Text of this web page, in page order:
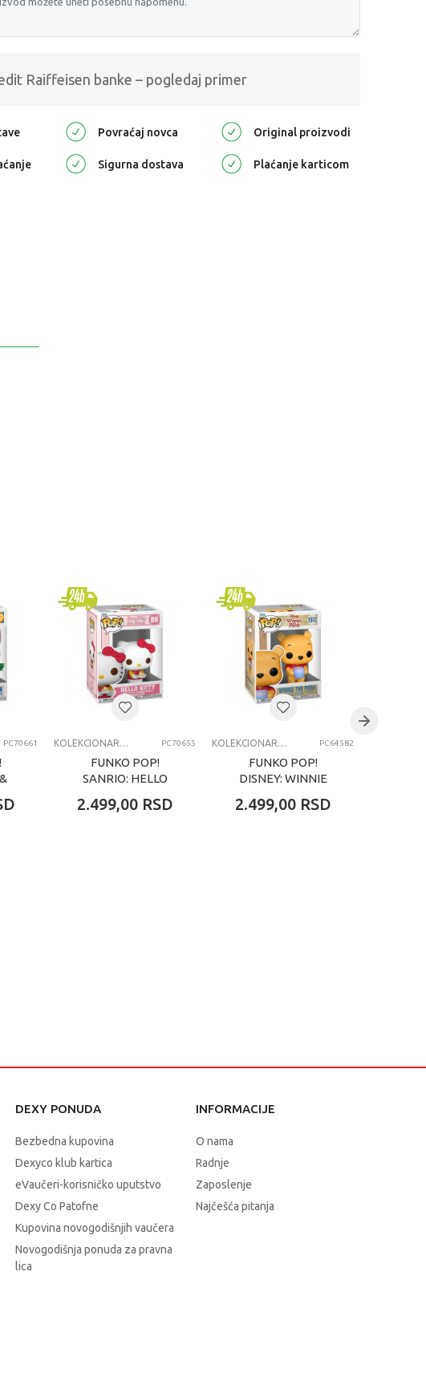
Raiffeisen banke – pogledaj primer
Povraćaj novca Original proizvodi
Sigurna dostava Plaćanje karticom
PC70661 KOLEKCIONARSKE FIGURE I SETOVI PC70655
FUNKO POP!
SANRIO: HELLO
2.499,00 RSD
KOLEKCIONARSKE FIGURE I SETOVI PC64582
FUNKO POP!
DISNEY: WINNIE
2.499,00 RSD
DEXY PONUDA
Bezbedna kupovina
Dexyco klub kartica
eVaučeri-korisničko uputstvo
Dexy Co Patofne
Kupovina novogodišnjih vaučera
Novogodišnja ponuda za pravna
lica
INFORMACIJE
O nama
Radnje
Zaposlenje
Najčešća pitanja